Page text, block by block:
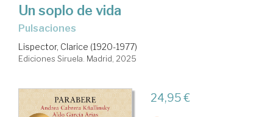
Un soplo de vida
Pulsaciones
Lispector, Clarice (1920-1977)
Ediciones Siruela. Madrid, 2025
24,95 €